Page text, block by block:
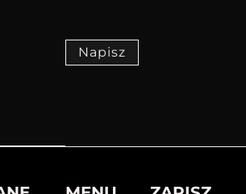
Napisz